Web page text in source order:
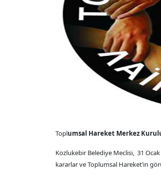
Toplumsal Hareket Merkez
Kozlukebir Belediye Meclisi, 31
kararlar ve Toplumsal Hareket’in